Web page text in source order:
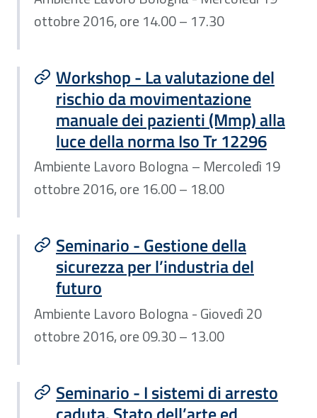
ottobre 2016, ore 14.00 – 17.30
Workshop - La valutazione del
rischio da movimentazione
manuale dei pazienti (Mmp) alla
luce della norma Iso Tr 12296
Ambiente Lavoro Bologna – Mercoledì 19
ottobre 2016, ore 16.00 – 18.00
Seminario - Gestione della
sicurezza per l’industria del
futuro
Ambiente Lavoro Bologna - Giovedì 20
ottobre 2016, ore 09.30 – 13.00
Seminario - I sistemi di arresto